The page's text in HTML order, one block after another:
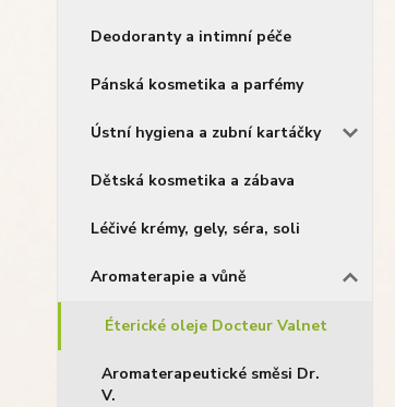
Deodoranty a intimní péče
Pánská kosmetika a parfémy
Ústní hygiena a zubní kartáčky
Dětská kosmetika a zábava
Léčivé krémy, gely, séra, soli
Aromaterapie a vůně
Éterické oleje Docteur Valnet
Aromaterapeutické směsi Dr.
V.